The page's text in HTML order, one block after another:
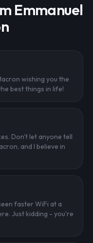
Emmanuel
wishing you the
best things in life!
Don't let anyone tell
and I believe in
faster WiFi at a
Just kidding - you're